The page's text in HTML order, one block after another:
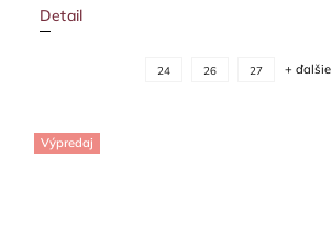
Detail
24 26 27 + ďalšie
Výpredaj